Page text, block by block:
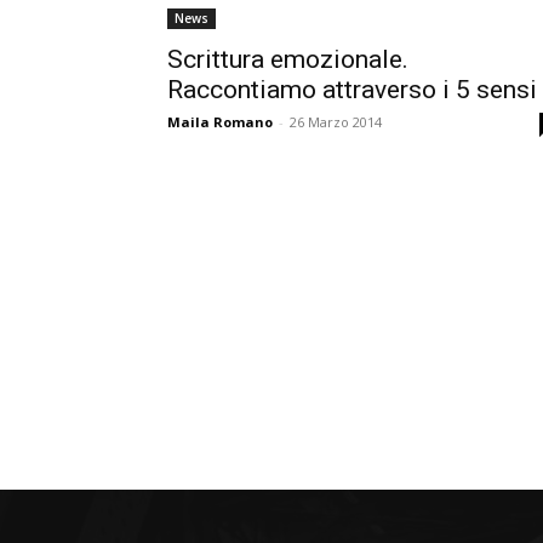
News
Scrittura emozionale.
Raccontiamo attraverso i 5 sensi
Maila Romano - 26 Marzo 2014